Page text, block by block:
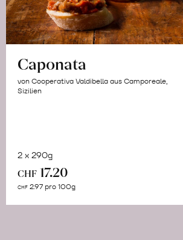
Caponata
von Cooperativa Valdibella aus Camporeale,
Sizilien
2 x 290g
CHF 17.20
CHF 2.97 pro 100g